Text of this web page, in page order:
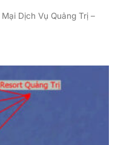
Dịch Vụ Quảng Trị –